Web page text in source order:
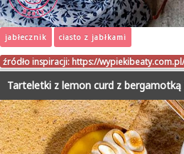
jabłecznik ciasto z jabłkami
źródło inspiracji: https://
Tarteletki z lemon curd z bergamotką